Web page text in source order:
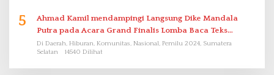
5
Ahmad Kamil mendampingi Langsung Dike Mandala
Putra pada Acara Grand Finalis Lomba Baca Teks
Proklamasi Mirip Bung Karno di Bali
Di Daerah, Hiburan, Komunitas, Nasional, Pemilu 2024, Sumatera
Selatan
14540 Dilihat